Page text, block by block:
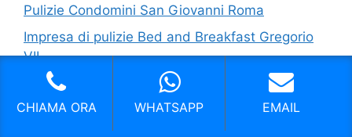
Pulizie Condomini San Giovanni Roma
Impresa di pulizie Bed and Breakfast Gregorio
VII
Pulizie Centri Di Bellezza Isola Farnese
CHIAMA ORA WHATSAPP EMAIL